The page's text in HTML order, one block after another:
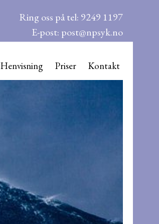
Ring oss på tel: 9249 1197
E-post: post@npsyk.no
Henvisning Priser Kontakt